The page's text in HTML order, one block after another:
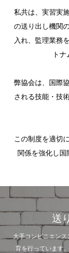
私共は、実習実
の送り出し機関
入れ、監理業務
ト
弊協会は、国際
される技能・技
この制度を適切
関係を強化し国
送
大手コンビニエン
育を行っています